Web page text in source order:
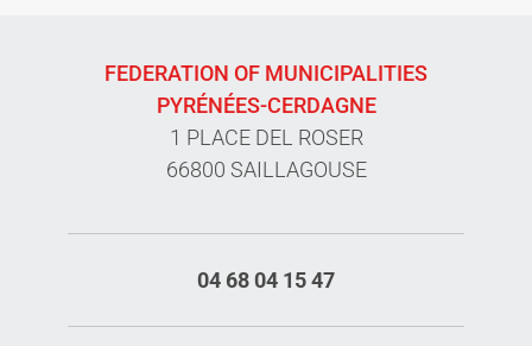
FEDERATION OF MUNICIPALITIES
PYRÉNÉES-CERDAGNE
1 PLACE DEL ROSER
66800 SAILLAGOUSE
04 68 04 15 47